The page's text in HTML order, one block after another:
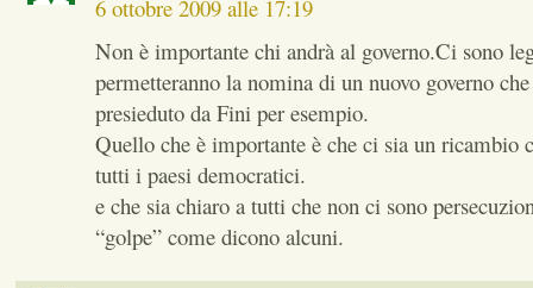
6 ottobre 2009 alle 17:19
Non è importante chi andrà al governo.Ci sono
permetteranno la nomina di un nuovo governo che
presieduto da Fini per esempio.
Quello che è importante è che ci sia un ricambio
tutti i paesi democratici.
e che sia chiaro a tutti che non ci sono
“golpe” come dicono alcuni.